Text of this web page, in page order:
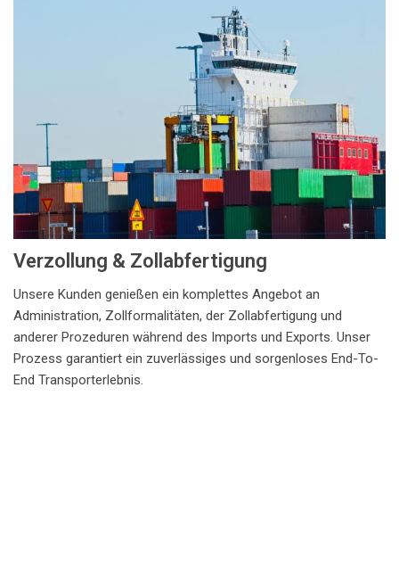
Verzollung & Zollabfertigung
Unsere Kunden genießen ein komplettes Angebot an
Administration, Zollformalitäten, der Zollabfertigung und
anderer Prozeduren während des Imports und Exports. Unser
Prozess garantiert ein zuverlässiges und sorgenloses End-To-
End Transporterlebnis.